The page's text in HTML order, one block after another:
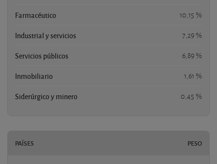
Farmacéutico 10,15 %
Industrial y servicios 7,29 %
Servicios públicos 6,89 %
Inmobiliario 1,61 %
Siderúrgico y minero 0,45 %
PAÍSES PESO